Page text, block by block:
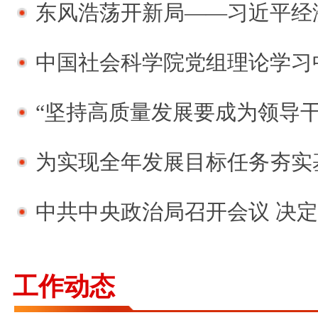
东风浩荡开新局——习近平经济思想指引中国经
中国社会科学院党组理论学习中心组深入学习
“坚持高质量发展要成为领导干部政绩观的重要
为实现全年发展目标任务夯实基础——习近平
中共中央政治局召开会议 决定召开二十届五中
工作动态